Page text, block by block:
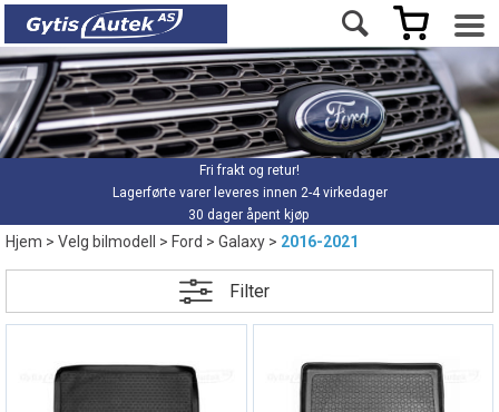
Fri frakt og retur!
Lagerførte varer leveres innen 2-4 virkedager
30 dager åpent kjøp
Hjem>Velg bilmodell >Ford>Galaxy>2016-2021
Filter